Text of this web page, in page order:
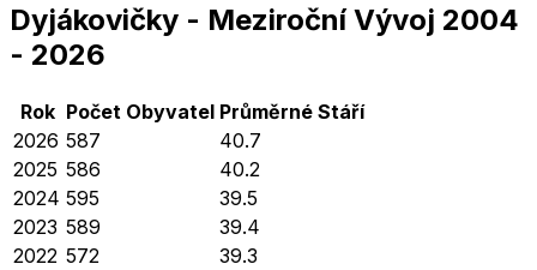
Dyjákovičky - Meziroční Vývoj 2004
- 2026
Rok Počet Obyvatel Průměrné Stáří
2026 587
40.7
2025 586
40.2
2024 595
39.5
2023 589
39.4
2022 572
39.3